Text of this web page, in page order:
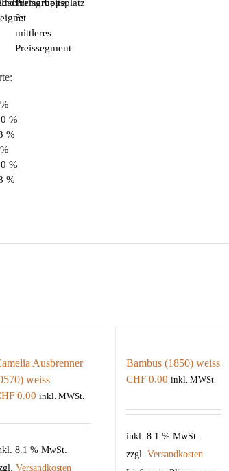
%
%
%
%
Ausbrenner
weiss
0.00 inkl. MWSt.
8.1 % MwSt.
Versandkosten
Bambus (1850) weiss
CHF0.00 inkl. MWSt.
inkl. 8.1 % MwSt.
zzgl. Versandkosten